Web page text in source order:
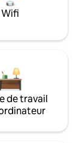
Wifi
de travail